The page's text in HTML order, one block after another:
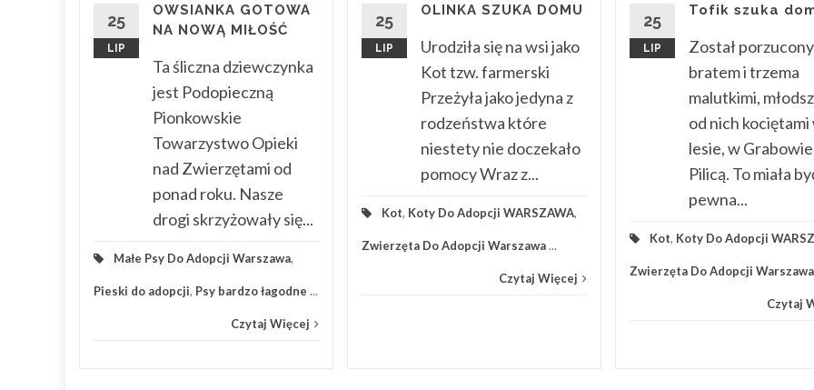
25
LIP
OWSIANKA GOTOWA
NA NOWĄ MIŁOŚĆ
Ta śliczna dziewczynka
jest Podopieczną
Pionkowskie
Towarzystwo Opieki
nad Zwierzętami od
ponad roku. Nasze
drogi skrzyżowały się...
Małe Psy Do Adopcji Warszawa,
Pieski do adopcji, Psy bardzo łagodne ...
Czytaj Więcej
25
LIP
OLINKA SZUKA DOMU
Urodziła się na wsi jako
Kot tzw. farmerski
Przeżyła jako jedyna z
rodzeństwa które
niestety nie doczekało
pomocy Wraz z...
Kot, Koty Do Adopcji WARSZAWA,
Zwierzęta Do Adopcji Warszawa...
Czytaj Więcej
25
LIP
Tofik szuka
Został
bratem i trzema
malutkimi,
od nich kociętami
lesie, w
Pilicą. To miała
pewna...
Kot, Koty Do Adopcji
Zwierzęta Do Adopcji Warszawa
Czytaj